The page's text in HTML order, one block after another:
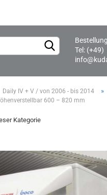
Lieferland
Tel:
Daily IV + V / von 2006 - bis 2014 »
600 – 820 mm
Kategorie